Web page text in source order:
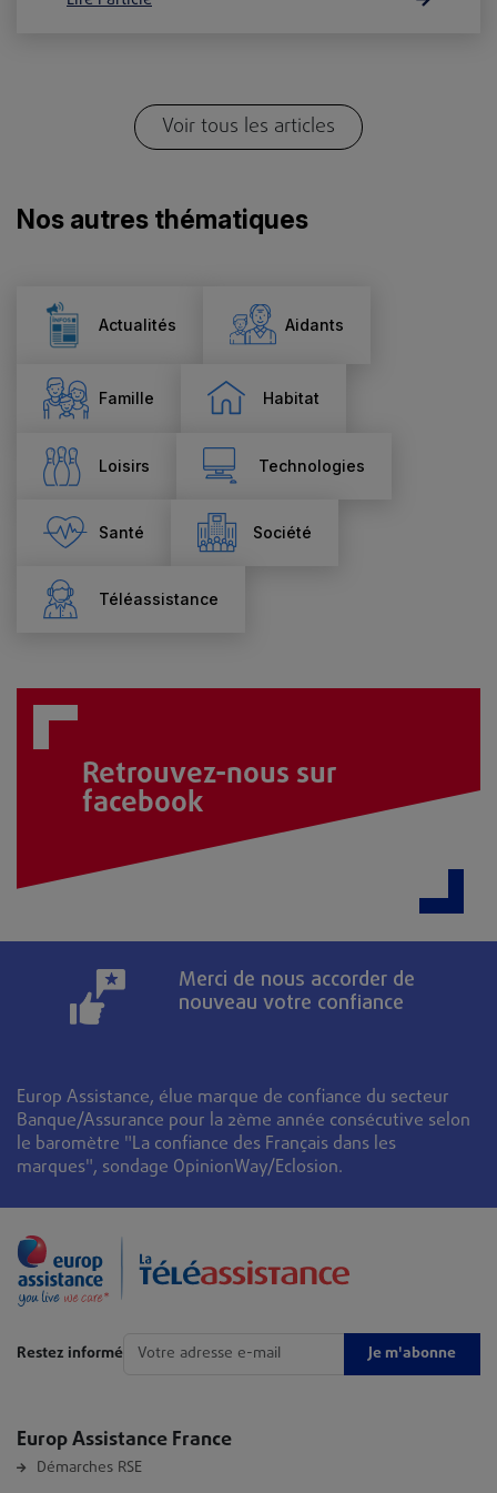
Voir tous les articles
Nos autres thématiques
Actualités Aidants
Famille Habitat
Loisirs Technologies
Santé Société
Téléassistance
Retrouvez-nous sur
facebook
Merci de nous accorder de
nouveau votre confiance
Europ Assistance, élue marque de confiance du secteur
Banque/Assurance pour la 2ème année consécutive selon
le baromètre "La confiance des Français dans les
marques", sondage OpinionWay/Eclosion.
Restez informé Je m'abonne
Europ Assistance France
Démarches RSE